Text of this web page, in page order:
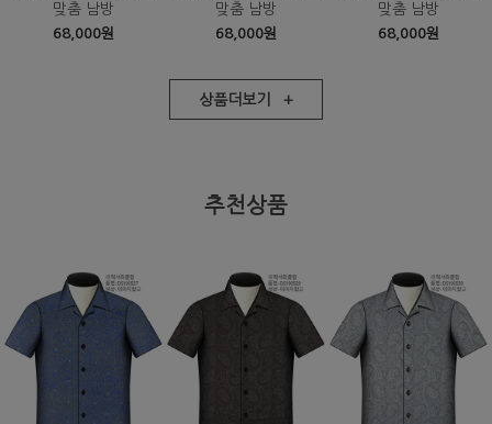
맞춤 남방
68,000원
맞춤 남방
68,000원
맞춤 남방
68,000원
상품더보기 +
추천상품